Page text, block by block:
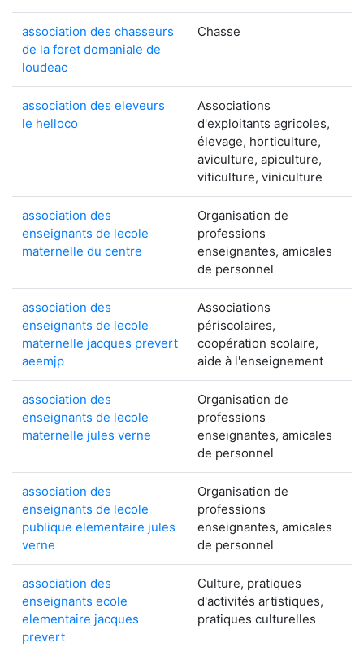
association des chasseurs
de la foret domaniale de
loudeac
Chasse
association des eleveurs
le helloco
Associations
d'exploitants agricoles,
élevage, horticulture,
aviculture, apiculture,
viticulture, viniculture
association des
enseignants de lecole
maternelle du centre
Organisation de
professions
enseignantes, amicales
de personnel
association des
enseignants de lecole
maternelle jacques prevert
aeemjp
Associations
périscolaires,
coopération scolaire,
aide à l'enseignement
association des
enseignants de lecole
maternelle jules verne
Organisation de
professions
enseignantes, amicales
de personnel
association des
enseignants de lecole
publique elementaire jules
verne
Organisation de
professions
enseignantes, amicales
de personnel
association des
enseignants ecole
elementaire jacques
prevert
Culture, pratiques
d'activités artistiques,
pratiques culturelles